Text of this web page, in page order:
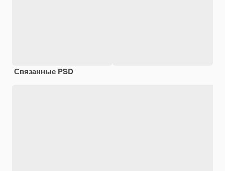
Связанные PSD